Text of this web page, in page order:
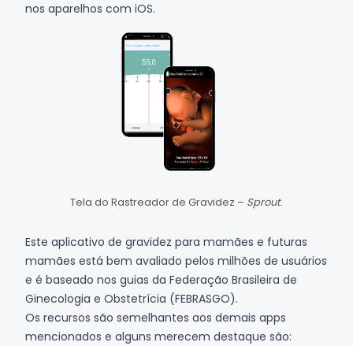
nos aparelhos com iOS.
Tela do Rastreador de Gravidez – Sprout.
Este aplicativo de gravidez para mamães e futuras
mamães está bem avaliado pelos milhões de usuários
e é baseado nos guias da Federação Brasileira de
Ginecologia e Obstetrícia (FEBRASGO).
Os recursos são semelhantes aos demais apps
mencionados e alguns merecem destaque são: